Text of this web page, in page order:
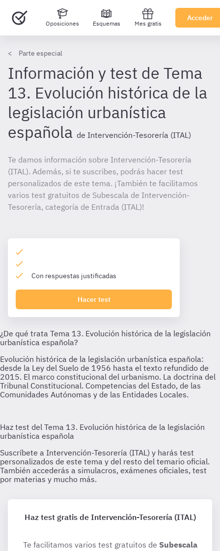
Oposiciones Esquemas Mes gratis
Acceder
Parte especial
Información y test de Tema
13. Evolución histórica de la
legislación urbanística
española de Intervención-Tesorería (ITAL)
Te damos información sobre Intervención-Tesorería
(ITAL). Además, si te suscribes, podrás hacer test
personalizados de este tema. ¡También te facilitamos
varios test gratuitos de Subescala de Intervención-
Tesorería, categoría de Entrada (ITAL)!
Con respuestas justificadas
Hacer test
Haz test gratis de Intervención-Tesorería (ITAL)
Te facilitamos varios test gratuitos de Subescala